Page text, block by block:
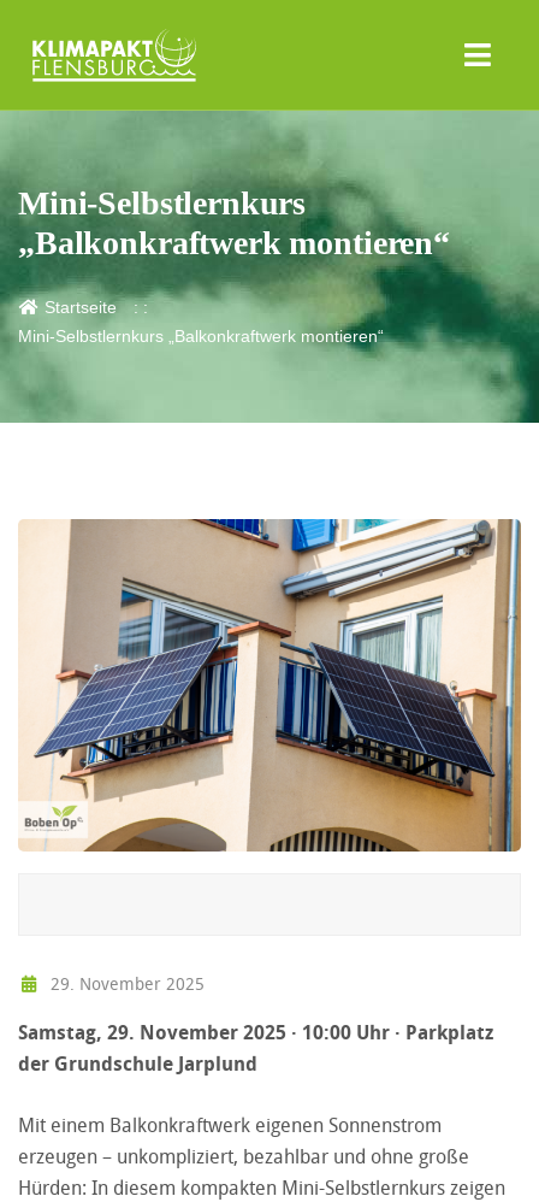
Mini-Selbstlernkurs
„Balkonkraftwerk montieren“
Startseite
Mini-Selbstlernkurs „Balkonkraftwerk montieren“
29. November 2025
Samstag, 29. November 2025 · 10:00 Uhr · Parkplatz
der Grundschule Jarplund
Mit einem Balkonkraftwerk eigenen Sonnenstrom
erzeugen – unkompliziert, bezahlbar und ohne große
Hürden: In diesem kompakten Mini-Selbstlernkurs zeigen